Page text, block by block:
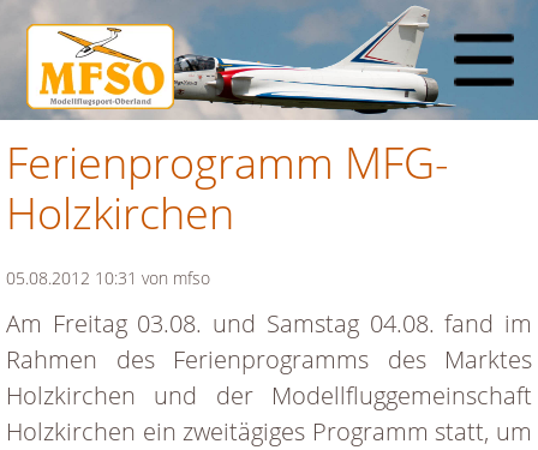
Ferienprogramm MFG-
Holzkirchen
05.08.2012 10:31 von mfso
Am Freitag 03.08. und Samstag 04.08. fand im
Rahmen des Ferienprogramms des Marktes
Holzkirchen und der Modellfluggemeinschaft
Holzkirchen ein zweitägiges Programm statt, um